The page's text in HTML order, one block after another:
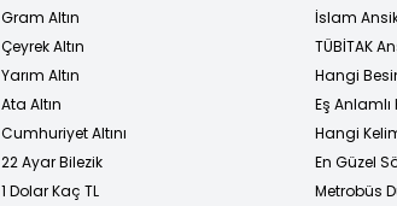
Gram Altın
Çeyrek Altın
Yarım Altın
Ata Altın
Cumhuriyet Altını
22 Ayar Bilezik
1 Dolar Kaç TL
İslam
TÜBİTAK
Hangi
Eş
Hangi
En Güzel
Metrobüs